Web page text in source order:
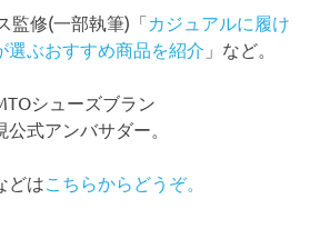
監修(一部執筆)「カジュアルに履け
選ぶおすすめ商品を紹介 」など。
シューズブラン
公式アンバサダー。
どは こちらからどうぞ。